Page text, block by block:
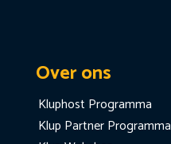
Over ons
Kluphost Programma
Klup Partner Programma